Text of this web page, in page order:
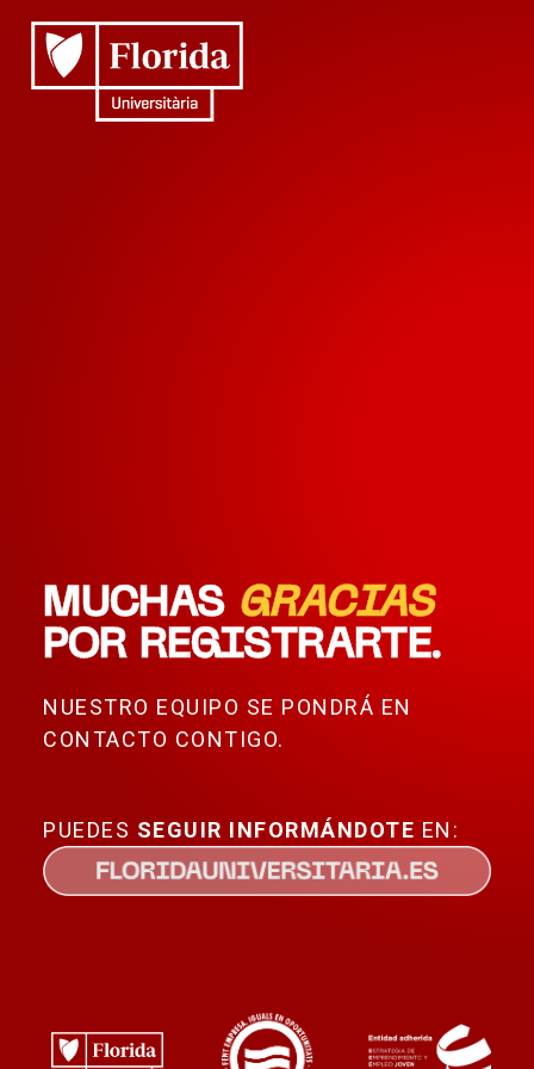
MUCHAS GRACIAS
POR REGISTRARTE.
NUESTRO EQUIPO SE PONDRÁ EN
CONTACTO CONTIGO.
PUEDES SEGUIR INFORMÁNDOTE EN: